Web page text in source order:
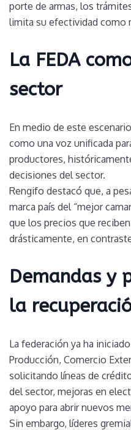
porte de armas, los
limita su efectividad como
La FEDA
sector
En medio de este
como una voz unificada
productores,
decisiones del sector.
Rengifo destacó que, a
marca país del “mejor
que los precios que
drásticamente, en
Demandas y
la
La federación ya ha
Producción, Comercio
solicitando líneas de
del sector, mejoras en
apoyo para abrir nuevos
Sin embargo, líderes